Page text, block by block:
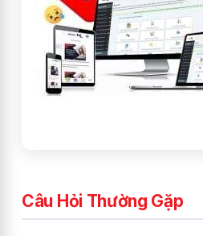
Câu Hỏi Thường Gặp